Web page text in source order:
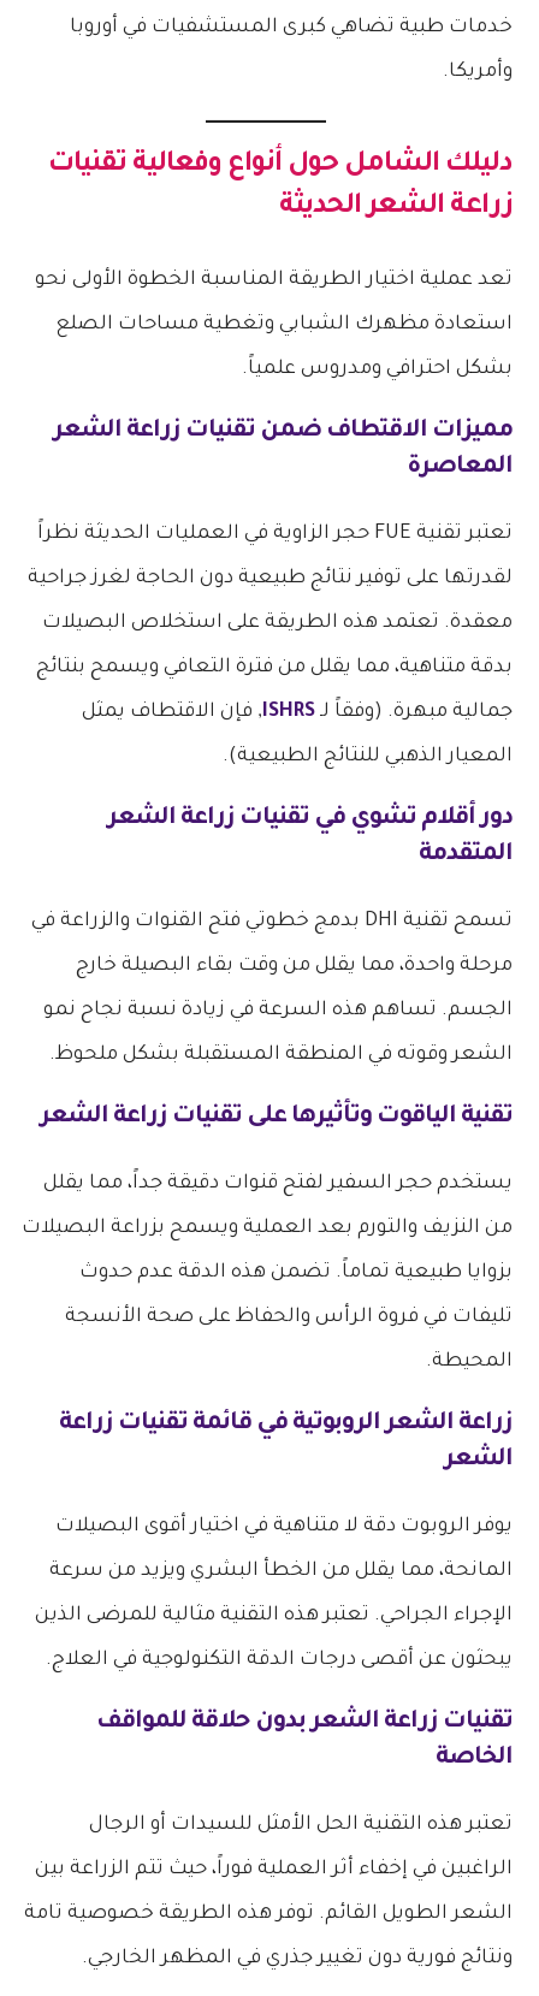
خدمات طبية تضاهي كبرى المستشفيات في أوروبا
وأمريكا.
دليلك الشامل حول أنواع وفعالية تقنيات
زراعة الشعرالحديثة
تعد عملية اختيار الطريقة المناسبة الخطوة الأولى نحو
استعادة مظهرك الشبابي وتغطية مساحات الصلع
بشكل احترافي ومدروس علمياً.
مميزات الاقتطاف ضمن تقنيات زراعة الشعر
المعاصرة
تعتبر تقنية FUE حجر الزاوية في العمليات الحديثة نظراً
لقدرتها على توفير نتائج طبيعية دون الحاجة لغرز جراحية
معقدة. تعتمد هذه الطريقة على استخلاص البصيلات
بدقة متناهية، مما يقلل من فترة التعافي ويسمح بنتائج
جمالية مبهرة. (وفقاً لـISHRS, فإن الاقتطاف يمثل
المعيار الذهبي للنتائج الطبيعية).
دور أقلام تشوي في تقنيات زراعة الشعر
المتقدمة
تسمح تقنية DHI بدمج خطوتي فتح القنوات والزراعة في
مرحلة واحدة، مما يقلل من وقت بقاء البصيلة خارج
الجسم. تساهم هذه السرعة في زيادة نسبة نجاح نمو
الشعر وقوته في المنطقة المستقبلة بشكل ملحوظ.
تقنية الياقوت وتأثيرها على تقنيات زراعة الشعر
يستخدم حجر السفير لفتح قنوات دقيقة جداً، مما يقلل
من النزيف والتورم بعد العملية ويسمح بزراعة البصيلات
بزوايا طبيعية تماماً. تضمن هذه الدقة عدم حدوث
تليفات في فروة الرأس والحفاظ على صحة الأنسجة
المحيطة.
زراعة الشعر الروبوتية في قائمة تقنيات زراعة
الشعر
يوفر الروبوت دقة لا متناهية في اختيار أقوى البصيلات
المانحة، مما يقلل من الخطأ البشري ويزيد من سرعة
الإجراء الجراحي. تعتبر هذه التقنية مثالية للمرضى الذين
يبحثون عن أقصى درجات الدقة التكنولوجية في العلاج.
تقنيات زراعة الشعر بدون حلاقة للمواقف
الخاصة
تعتبر هذه التقنية الحل الأمثل للسيدات أو الرجال
الراغبين في إخفاء أثر العملية فوراً، حيث تتم الزراعة بين
الشعر الطويل القائم. توفر هذه الطريقة خصوصية تامة
ونتائج فورية دون تغيير جذري في المظهر الخارجي.